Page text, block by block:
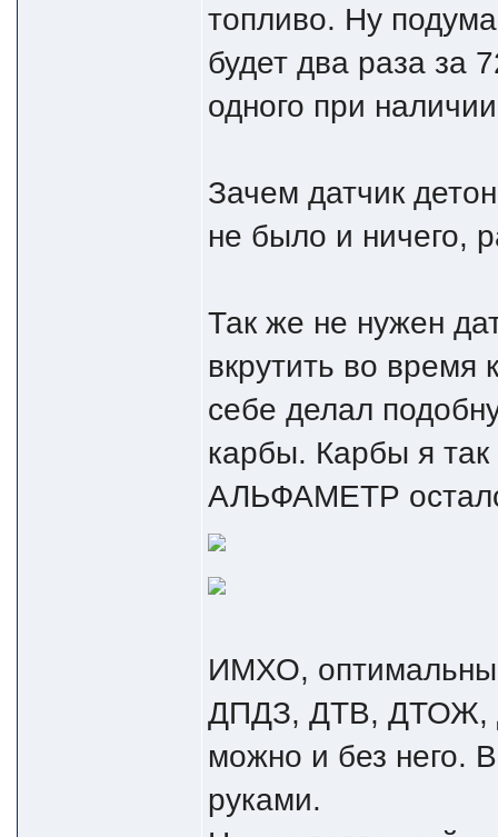
топливо. Ну
будет два раза за
одного при
Зачем датчик
не было и ничего,
Так же не нужен
вкрутить во время
себе делал
карбы. Карбы я
АЛЬФАМЕТР
ИМХО,
ДПДЗ, ДТВ, ДТОЖ,
можно и без него.
руками.